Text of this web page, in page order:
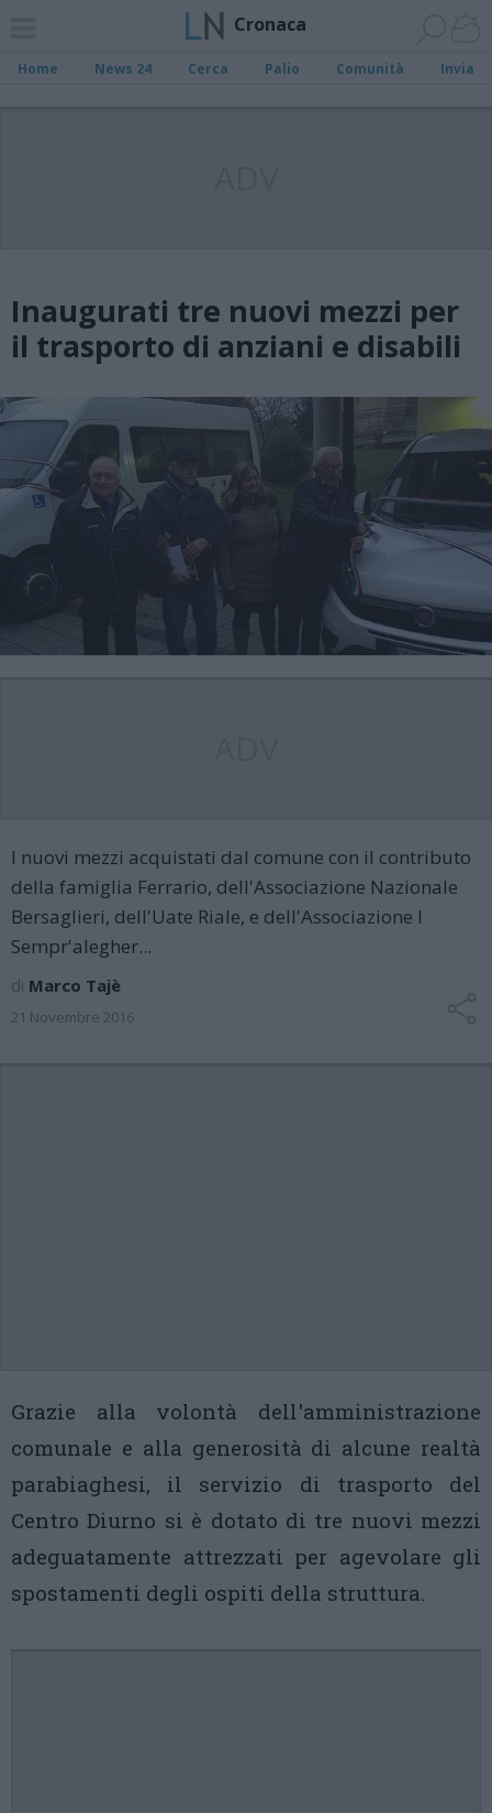
Cronaca
Home News 24 Cerca Palio Comunità Invia
Inaugurati tre nuovi mezzi per
il trasporto di anziani e disabili
I nuovi mezzi acquistati dal comune con il contributo
della famiglia Ferrario, dell'Associazione Nazionale
Bersaglieri, dell'Uate Riale, e dell'Associazione I
Sempr'alegher...
di Marco Tajè
21 Novembre 2016
Grazie alla volontà dell'amministrazione
comunale e alla generosità di alcune realtà
parabiaghesi, il servizio di trasporto del
Centro Diurno si è dotato di tre nuovi mezzi
adeguatamente attrezzati per agevolare gli
spostamenti degli ospiti della struttura.